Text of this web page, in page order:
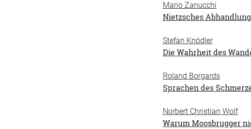
Mario Zanucchi
Nietzsches
Stefan Knödler
Die Wahrheit des
Roland Borgards
Sprachen des
Norbert Christian Wolf
Warum Moosbrugger